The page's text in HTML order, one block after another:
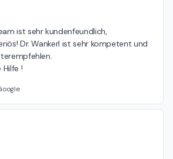
ist sehr kundenfeundlich,
Dr. Wankerl ist sehr kompetent und
Hilfe !